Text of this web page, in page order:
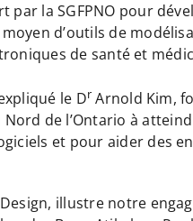
la SGFPNO pour
d’outils de
de santé et
le Dr Arnold Kim,
de l’Ontario à
et pour aider des
illustre notre